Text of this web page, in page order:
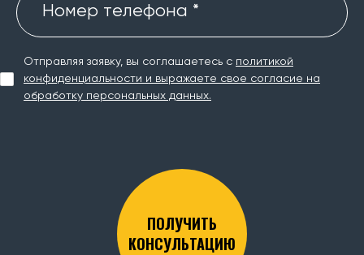
Номер телефона *
Отправляя заявку, вы соглашаетесь с политикой
конфиденциальности и выражаете свое согласие на
обработку персональных данных.
ПОЛУЧИТЬ
КОНСУЛЬТАЦИЮ